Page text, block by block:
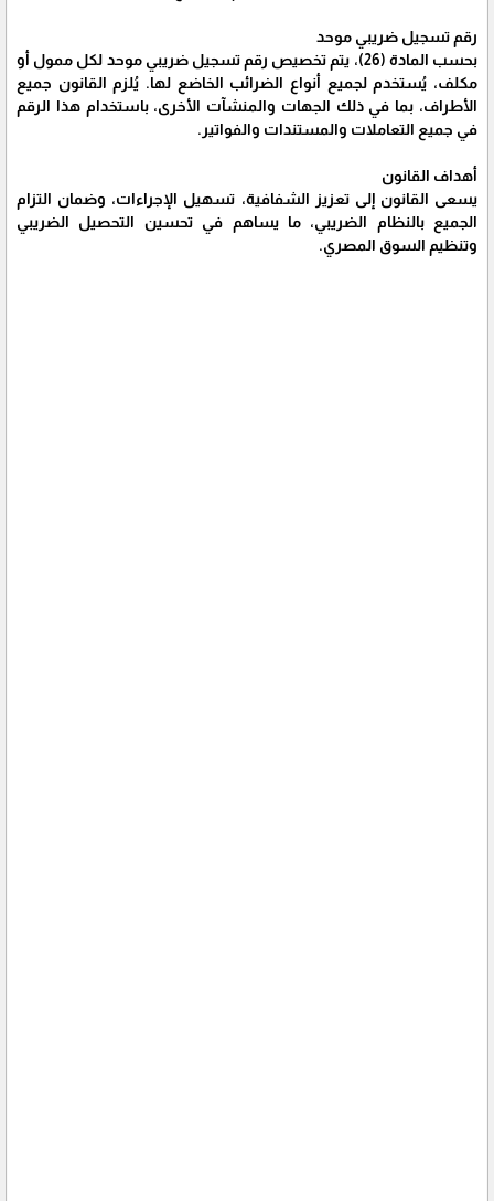
رقم تسجيل ضريبي موحد
بحسب المادة (26)، يتم تخصيص رقم تسجيل ضريبي موحد لكل ممول أو
مكلف، يُستخدم لجميع أنواع الضرائب الخاضع لها. يُلزم القانون جميع
الأطراف، بما في ذلك الجهات والمنشآت الأخرى، باستخدام هذا الرقم
في جميع التعاملات والمستندات والفواتير.
أهداف القانون
يسعى القانون إلى تعزيز الشفافية، تسهيل الإجراءات، وضمان التزام
الجميع بالنظام الضريبي، ما يساهم في تحسين التحصيل الضريبي
وتنظيم السوق المصري.